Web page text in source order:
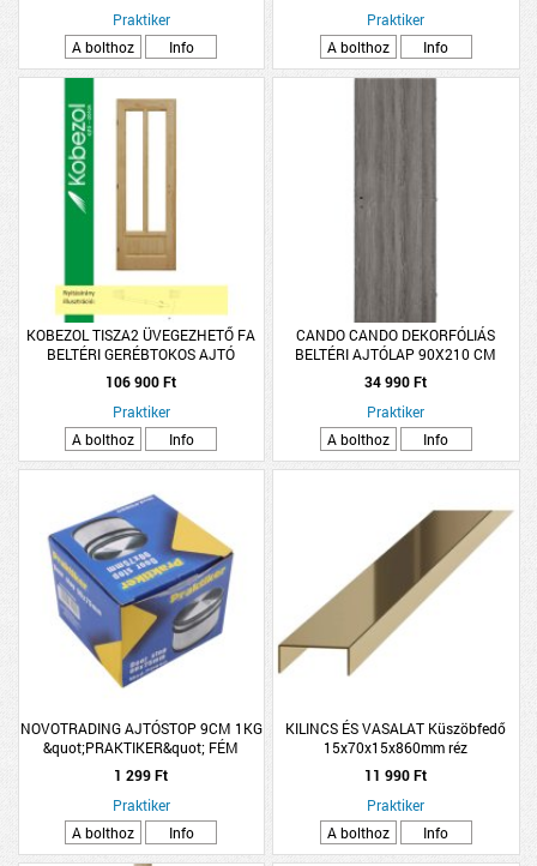
Praktiker
A bolthoz
Info
Praktiker
A bolthoz
Info
KOBEZOL TISZA2 ÜVEGEZHETŐ FA
BELTÉRI GERÉBTOKOS AJTÓ
106 900 Ft
Praktiker
A bolthoz
Info
CANDO CANDO DEKORFÓLIÁS
BELTÉRI AJTÓLAP 90X210 CM
SZÜRKE TÖLGY TELI JOBB
34 990 Ft
Praktiker
A bolthoz
Info
NOVOTRADING AJTÓSTOP 9CM 1KG
&quot;PRAKTIKER&quot; FÉM
1 299 Ft
Praktiker
A bolthoz
Info
KILINCS ÉS VASALAT Küszöbfedő
15x70x15x860mm réz
11 990 Ft
Praktiker
A bolthoz
Info